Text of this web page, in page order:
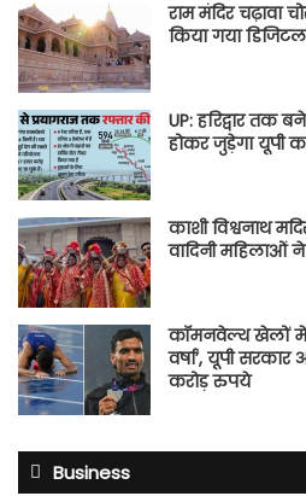
राम मंदिर चढ़ावा
किया गया
UP: हरिद्वार तक
होकर जुड़ेगा यूपी
काशी विश्वनाथ
वादिनी महिलाओं
कॉमनवेल्थ खेलों में
वर्षा’, यूपी सरकार
करोड़ रुपये
Business